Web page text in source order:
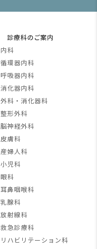
診療科のご案内
内科
循環器内科
呼吸器内科
消化器内科
外科・消化器科
整形外科
脳神経外科
皮膚科
産婦人科
小児科
眼科
耳鼻咽喉科
乳腺科
放射線科
救急診療科
リハビリテーション科